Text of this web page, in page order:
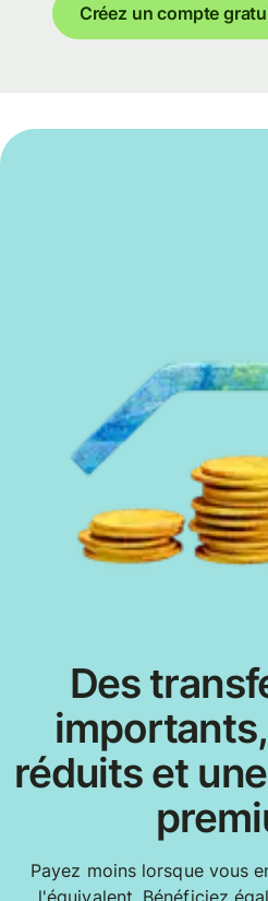
Créez un compte
Des
réduits et
Payez moins lorsque vous